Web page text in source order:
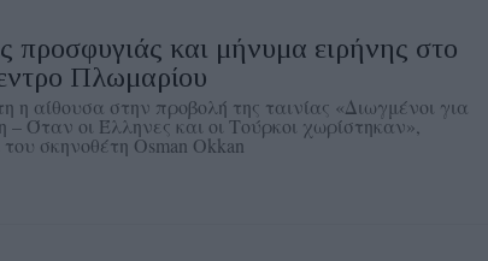
προσφυγιάς και μήνυμα ειρήνης στο
Πλωμαρίου
η αίθουσα στην προβολή της ταινίας «Διωγμένοι για
– Όταν οι Έλληνες και οι Τούρκοι χωρίστηκαν»,
σκηνοθέτη Osman Okkan